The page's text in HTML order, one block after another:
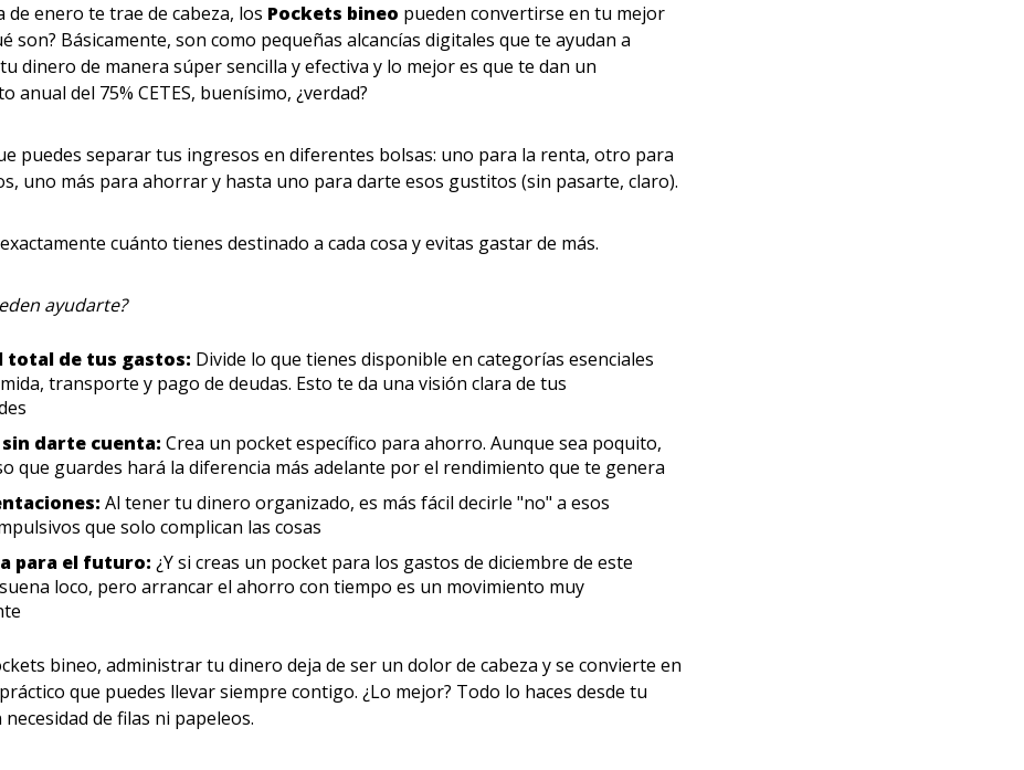
de enero te trae de cabeza, los Pockets bineo pueden convertirse en tu mejor
son? Básicamente, son como pequeñas alcancías digitales que te ayudan a
dinero de manera súper sencilla y efectiva y lo mejor es que te dan un
anual del 75% CETES, buenísimo, ¿verdad?
puedes separar tus ingresos en diferentes bolsas: uno para la renta, otro para
uno más para ahorrar y hasta uno para darte esos gustitos (sin pasarte, claro).
cuánto tienes destinado a cada cosa y evitas gastar de más.
ayudarte?
total de tus gastos: Divide lo que tienes disponible en categorías esenciales
transporte y pago de deudas. Esto te da una visión clara de tus
darte cuenta: Crea un pocket específico para ahorro. Aunque sea poquito,
que guardes hará la diferencia más adelante por el rendimiento que te genera
Al tener tu dinero organizado, es más fácil decirle "no" a esos
que solo complican las cosas
para el futuro: ¿Y si creas un pocket para los gastos de diciembre de este
loco, pero arrancar el ahorro con tiempo es un movimiento muy
bineo, administrar tu dinero deja de ser un dolor de cabeza y se convierte en
que puedes llevar siempre contigo. ¿Lo mejor? Todo lo haces desde tu
de filas ni papeleos.